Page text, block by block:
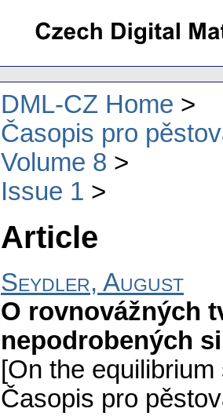
DML-CZ Home
Časopis pro
Volume 8
Issue 1
Article
Seydler, August
O rovnovážných
nepodrobených
[On the
Časopis pro